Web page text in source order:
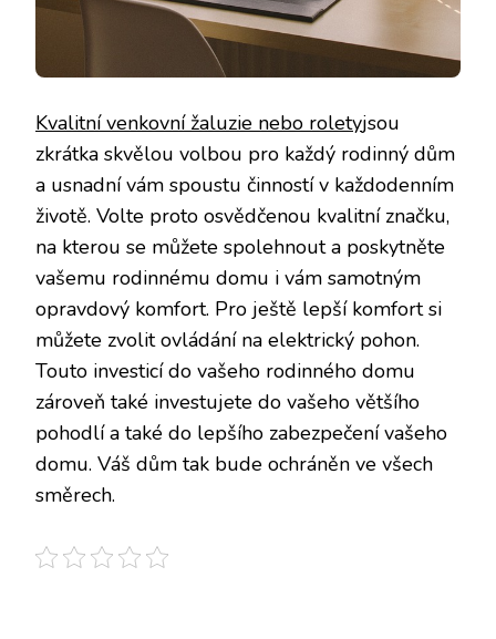
Kvalitní venkovní žaluzie nebo roletyjsou
zkrátka skvělou volbou pro každý rodinný dům
a usnadní vám spoustu činností v každodenním
životě. Volte proto osvědčenou kvalitní značku,
na kterou se můžete spolehnout a poskytněte
vašemu rodinnému domu i vám samotným
opravdový komfort. Pro ještě lepší komfort si
můžete zvolit ovládání na elektrický pohon.
Touto investicí do vašeho rodinného domu
zároveň také investujete do vašeho většího
pohodlí a také do lepšího zabezpečení vašeho
domu. Váš dům tak bude ochráněn ve všech
směrech.